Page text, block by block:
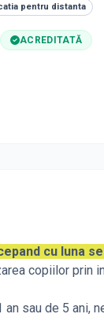
pentru distanta
ACREDITATĂ
cu luna
copiilor prin
an sau de 5 ani,